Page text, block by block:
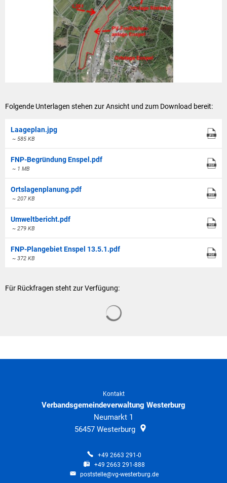
Folgende Unterlagen stehen zur Ansicht und zum Download bereit:
Laageplan.jpg
~ 585 KB
FNP-Begründung Enspel.pdf
~ 1 MB
Ortslagenplanung.pdf
~ 207 KB
Umweltbericht.pdf
~ 279 KB
FNP-Plangebiet Enspel 13.5.1.pdf
~ 372 KB
Für Rückfragen steht zur Verfügung:
Kontakt
Verbandsgemeindeverwaltung Westerburg
Neumarkt 1
56457 Westerburg
+49 2663 291-0
+49 2663 291-888
poststelle@vg-westerburg.de